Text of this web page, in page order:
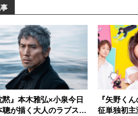
黙』本木雅弘×小泉今日
聰が描く大人のラブスト
『矢野く
征単独初主